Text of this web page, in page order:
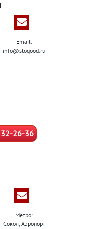
Email:
info@stogood.ru
26-36
Метро:
Сокол, Аэропорт